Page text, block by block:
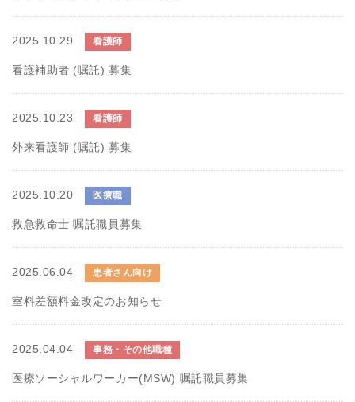
2025.10.29 看護師
看護補助者 (嘱託) 募集
2025.10.23 看護師
外来看護師 (嘱託) 募集
2025.10.20 医療職
救急救命士 嘱託職員募集
2025.06.04 患者さん向け
室料差額料金改定のお知らせ
2025.04.04 事務・その他職種
医療ソーシャルワーカー(MSW) 嘱託職員募集